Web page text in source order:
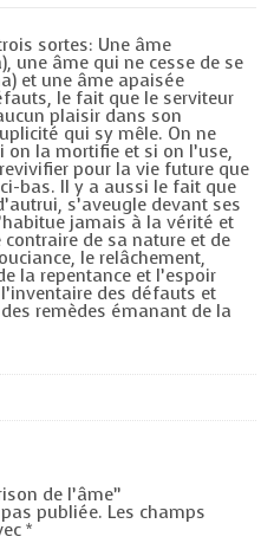
sortes: Une âme
une âme qui ne cesse de se
et une âme apaisée
le fait que le serviteur
plaisir dans son
qui sy mêle. On ne
la mortifie et si on l’use,
pour la vie future que
bas. Il y a aussi le fait que
s’aveugle devant ses
jamais à la vérité et
de sa nature et de
le relâchement,
la repentance et l’espoir
des défauts et
remèdes émanant de la
de l’âme”
publiée. Les champs
*